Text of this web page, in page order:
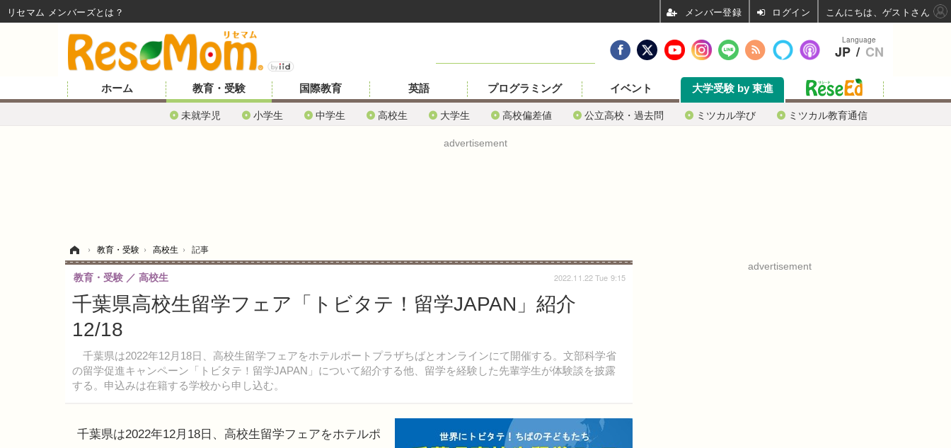
ホーム 教育・受験
未就学児 小学生 中学生 高校生 大学生 高校偏差値 公立高校・過去問 ミツカル学び ミツカル教育通信
国際教育 英語 プログラミング イベント 大学受験 by 東進
advertisement
› 教育・受験 › 高校生 › 記事
千葉県高校生留学フェア「トビタテ！留学JAPAN」紹介
12/18
千葉県は2022年12月18日、高校生留学フェアをホテルポートプラザちばとオンラインにて開催する。文部科学省
の留学促進キャンペーン「トビタテ！留学JAPAN」について紹介する他、留学を経験した先輩学生が体験談を披露
する。申込みは在籍する学校から申し込む。
教育・受験 高校生 2022.11.22 Tue 9:15
千葉県は2022年12月18日、高校生留学フェアをホテルポ
advertisement
Language
JP / CN
リセマム メンバーズ ログイン こんにちは、ゲストさん